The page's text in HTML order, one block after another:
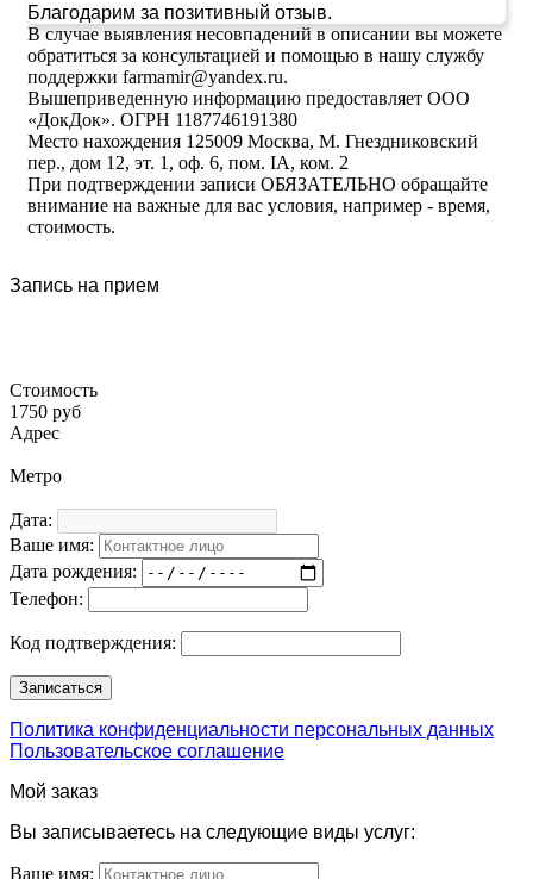
Благодарим за позитивный отзыв.
В случае выявления несовпадений в описании вы можете
обратиться за консультацией и помощью в нашу службу
поддержки farmamir@yandex.ru.
Вышеприведенную информацию предоставляет ООО
«ДокДок». ОГРН 1187746191380
Место нахождения 125009 Москва, М. Гнездниковский
пер., дом 12, эт. 1, оф. 6, пом. IA, ком. 2
При подтверждении записи ОБЯЗАТЕЛЬНО обращайте
внимание на важные для вас условия, например - время,
стоимость.
Запись на прием
Стоимость
1750 руб
Адрес
Метро
Дата:
Ваше имя:
Дата рождения:
Телефон:
Код подтверждения:
Политика конфиденциальности персональных данных
Пользовательское соглашение
Мой заказ
Вы записываетесь на следующие виды услуг:
Ваше имя: